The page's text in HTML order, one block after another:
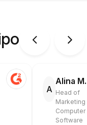
A
Alina M.
Head of
Marketing
Computer
Software